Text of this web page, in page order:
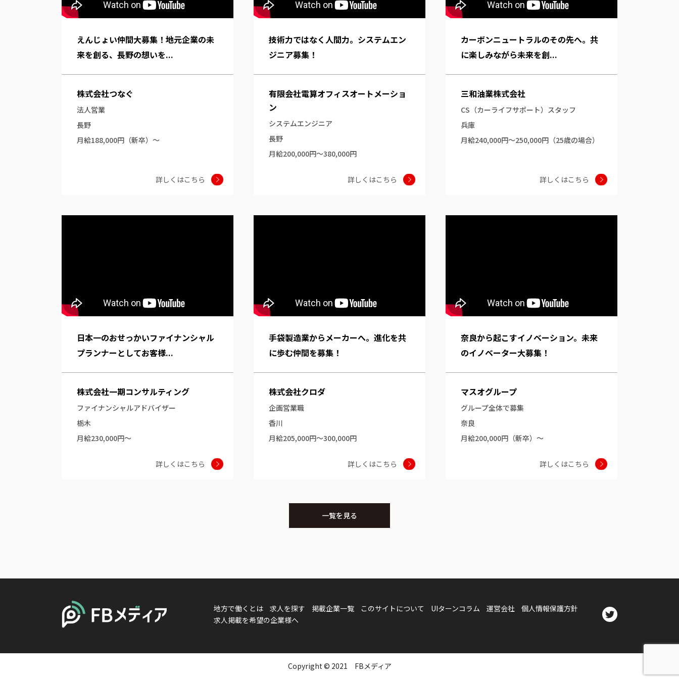
えんじょい仲間大募集！地元企業の未
来を創る、長野の想いを...
株式会社つなぐ
法人営業
長野
月給188,000円（新卒）～
詳しくはこちら
技術力ではなく人間力。システムエン
ジニア募集！
有限会社電算オフィスオートメーショ
ン
システムエンジニア
長野
月給200,000円～380,000円
詳しくはこちら
カーボンニュートラルのその先へ。共
に楽しみながら未来を創...
三和油業株式会社
CS（カーライフサポート）スタッフ
兵庫
月給240,000円～250,000円（25歳の場合）
詳しくはこちら
日本一のおせっかいファイナンシャル
プランナーとしてお客様...
株式会社一期コンサルティング
ファイナンシャルアドバイザー
栃木
月給230,000円～
詳しくはこちら
手袋製造業からメーカーへ。進化を共
に歩む仲間を募集！
株式会社クロダ
企画営業職
香川
月給205,000円～300,000円
詳しくはこちら
奈良から起こすイノベーション。未来
のイノベーター大募集！
マスオグループ
グループ全体で募集
奈良
月給200,000円（新卒）～
詳しくはこちら
一覧を見る
地方で働くとは 求人を探す 掲載企業一覧 このサイトについて UIターンコラム 運営会社
個人情報保護方針
求人掲載を希望の企業様へ
Copyright © 2021 FBメディア